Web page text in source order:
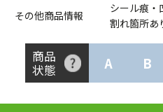
その他商品情報
シール痕・
割れ箇所あ
商品
状態
A B